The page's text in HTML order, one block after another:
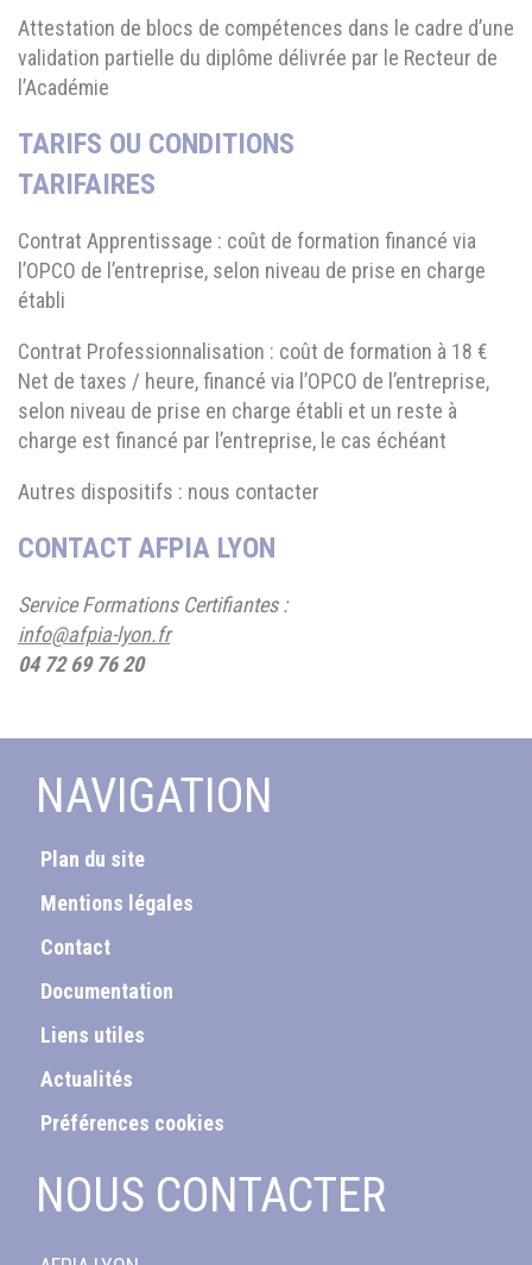
Attestation de blocs de compétences dans le cadre d’une
validation partielle du diplôme délivrée par le Recteur de
l’Académie
TARIFS OU CONDITIONS
TARIFAIRES
Contrat Apprentissage : coût de formation financé via
l’OPCO de l’entreprise, selon niveau de prise en charge
établi
Contrat Professionnalisation : coût de formation à 18 €
Net de taxes / heure, financé via l’OPCO de l’entreprise,
selon niveau de prise en charge établi et un reste à
charge est financé par l’entreprise, le cas échéant
Autres dispositifs : nous contacter
CONTACT AFPIA LYON
Service Formations Certifiantes :
info@afpia-lyon.fr
04 72 69 76 20
NAVIGATION
Plan du site
Mentions légales
Contact
Documentation
Liens utiles
Actualités
Préférences cookies
NOUS CONTACTER